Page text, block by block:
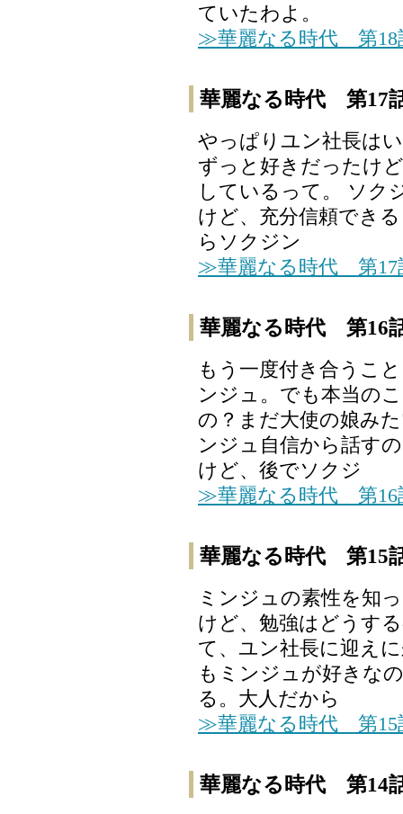
ていたわよ。
≫華麗なる時代 第18
華麗なる時代 第17
やっぱりユン社長は
ずっと好きだったけ
しているって。 ソク
けど、充分信頼でき
らソクジン
≫華麗なる時代 第17
華麗なる時代 第16
もう一度付き合うこ
ンジュ。でも本当の
の？まだ大使の娘み
ンジュ自信から話す
けど、後でソクジ
≫華麗なる時代 第16
華麗なる時代 第15
ミンジュの素性を知
けど、勉強はどうす
て、ユン社長に迎え
もミンジュが好きな
る。大人だから
≫華麗なる時代 第15
華麗なる時代 第14